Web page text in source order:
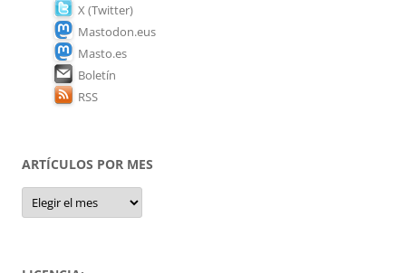
X (Twitter)
Mastodon.eus
Masto.es
Boletín
RSS
ARTÍCULOS POR MES
Artículos
por
mes